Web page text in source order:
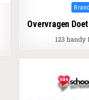
Overvragen
123 handy